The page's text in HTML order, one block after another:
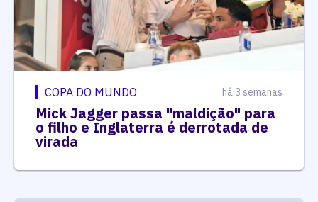
COPA DO MUNDO há 3 semanas
Mick Jagger passa "maldição" para
o filho e Inglaterra é derrotada de
virada